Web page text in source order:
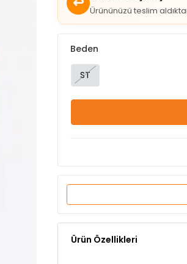
ST
Ürün Özellikleri